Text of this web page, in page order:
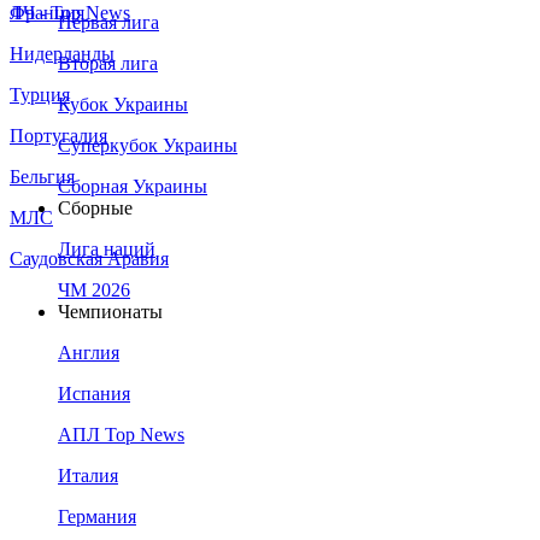
Франция
Нидерланды
Турция
Португалия
Бельгия
МЛС
Саудовская Аравия
ЛЧ - Top News
Первая лига
Вторая лига
Кубок Украины
Суперкубок Украины
Сборная Украины
Сборные
Лига наций
ЧМ 2026
Чемпионаты
Англия
Испания
АПЛ Top News
Италия
Германия